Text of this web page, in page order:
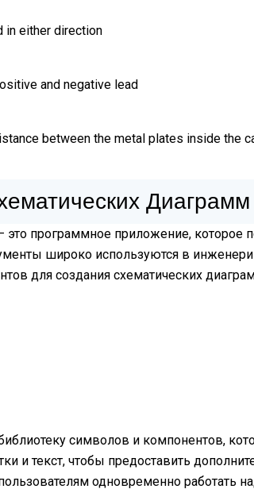
in either direction
and negative lead
between the metal plates inside the
Диаграмм
программное приложение,
широко используются в
для создания схематических
символов и компонентов,
и текст, чтобы предоставить
одновременно работать